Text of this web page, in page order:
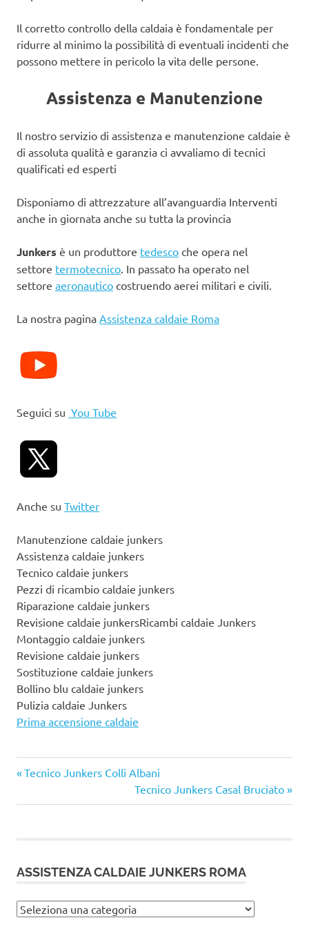
Il corretto controllo della caldaia è fondamentale per
ridurre al minimo la possibilità di eventuali incidenti che
possono mettere in pericolo la vita delle persone.
Assistenza e Manutenzione
Il nostro servizio di assistenza e manutenzione caldaie è
di assoluta qualità e garanzia ci avvaliamo di tecnici
qualificati ed esperti
Disponiamo di attrezzature all’avanguardia Interventi
anche in giornata anche su tutta la provincia
Junkers è un produttore tedesco che opera nel
settore termotecnico . In passato ha operato nel
settore aeronautico costruendo aerei militari e civili.
La nostra pagina Assistenza caldaie Roma
Seguici su You Tube
Anche su Twitter
Manutenzione caldaie junkers
Assistenza caldaie junkers
Tecnico caldaie junkers
Pezzi di ricambio caldaie junkers
Riparazione caldaie junkers
Revisione caldaie junkersRicambi caldaie Junkers
Montaggio caldaie junkers
Revisione caldaie junkers
Sostituzione caldaie junkers
Bollino blu caldaie junkers
Pulizia caldaie Junkers
Prima accensione caldaie
Navigazione
articoli
Articolo
Tecnico Junkers Colli Albani
Articolo
successivo:
Tecnico Junkers Casal Bruciato
ASSISTENZA CALDAIE JUNKERS ROMA
Assistenza